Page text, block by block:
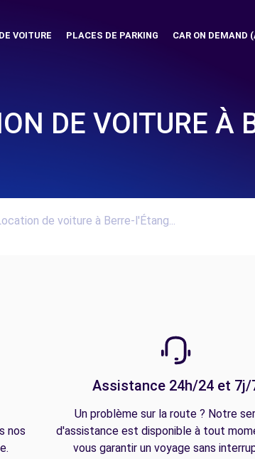
VOITURE PLACES DE PARKING CAR ON DEMAND
DE VOITURE À
de voiture à Berre-l'Étang...
nos
Assistance 24h/24 et 7j/
Un problème sur la route ? Notre
d'assistance est disponible à tout
vous garantir un voyage sans